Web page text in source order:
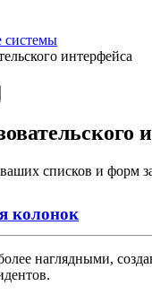
системы
интерфейса
списков и форм
колонок
наглядными,